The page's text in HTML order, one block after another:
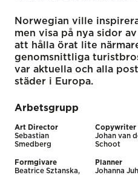
Norwegian ville
men visa på nya sidor
att hålla örat lite
genomsnittliga
var aktuella och alla
städer i Europa.
Arbetsgrupp
Art Director
Sebastian
Smedberg
Copywriter
Johan van
Schoot
Formgivare
Beatrice Sztanska,
Planner
Johanna